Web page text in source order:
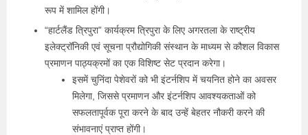
रूप में शामिल होंगी।
“हार्टलैंड त्रिपुरा” कार्यक्रम त्रिपुरा के लिए अगरतला के राष्ट्रीय
इलेक्ट्रॉनिकी एवं सूचना प्रौद्योगिकी संस्थान के माध्यम से कौशल विकास
प्रमाणन पाठ्यक्रमों का एक विशिष्ट सेट प्रदान करेगा।
इसमें चुनिंदा पेशेवरों को भी इंटर्नशिप में चयनित होने का अवसर
मिलेगा, जिससे प्रमाणन और इंटर्नशिप आवश्यकताओं को
सफलतापूर्वक पूरा करने के बाद उन्हें बेहतर नौकरी करने की
संभावनाएं प्राप्त होंगी।